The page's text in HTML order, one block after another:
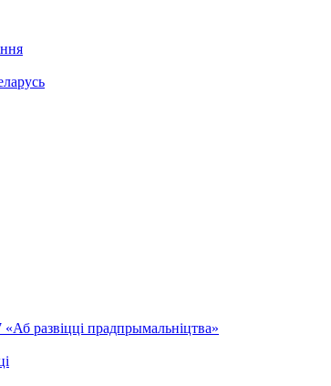
«Аб развіцці прадпрымальніцтва»